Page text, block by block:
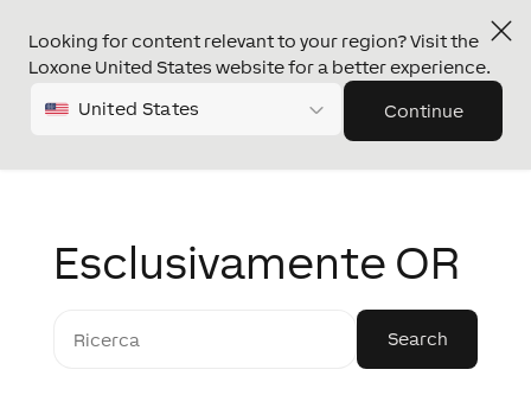
Looking for content relevant to your region? Visit the
Loxone United States website for a better experience.
United States Continue
Esclusivamente OR